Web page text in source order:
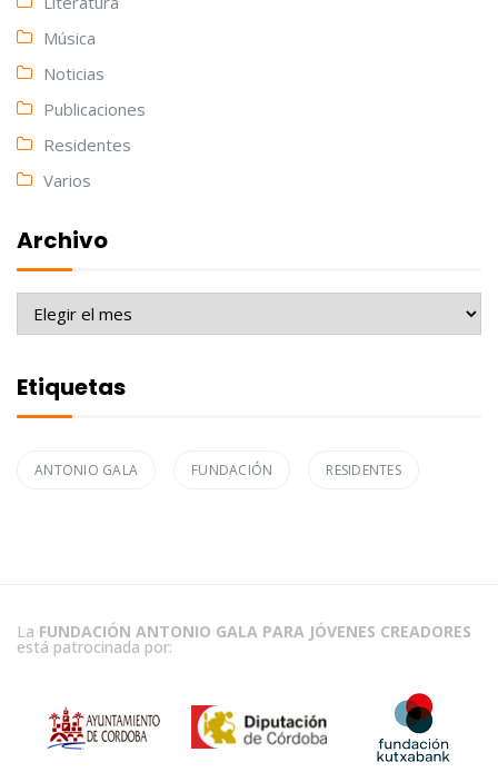
Música
Noticias
Publicaciones
Residentes
Varios
Archivo
Archivo
Etiquetas
ANTONIO GALA FUNDACIÓN RESIDENTES
La FUNDACIÓN ANTONIO GALA PARA JÓVENES CREADORES
está patrocinada por: